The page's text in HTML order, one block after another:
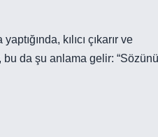
kılıcı çıkarır ve
bu da şu anlama gelir: “Sözünü